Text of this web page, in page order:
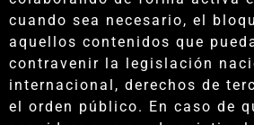
cuando sea necesario, el
aquellos contenidos que
contravenir la legislación
internacional, derechos de
el orden público. En caso de